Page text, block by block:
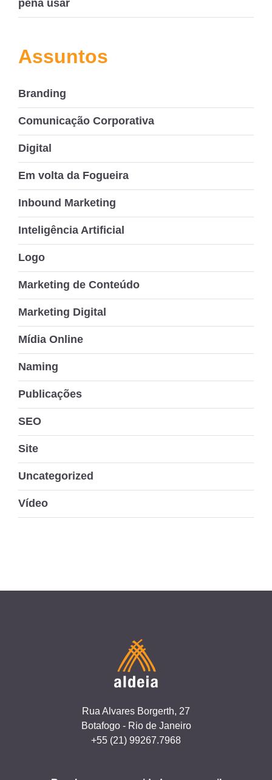
pena usar
Assuntos
Branding
Comunicação Corporativa
Digital
Em volta da Fogueira
Inbound Marketing
Inteligência Artificial
Logo
Marketing de Conteúdo
Marketing Digital
Mídia Online
Naming
Publicações
SEO
Site
Uncategorized
Vídeo
Rua Alvares Borgerth, 27
Botafogo - Rio de Janeiro
+55 (21) 99267.7968